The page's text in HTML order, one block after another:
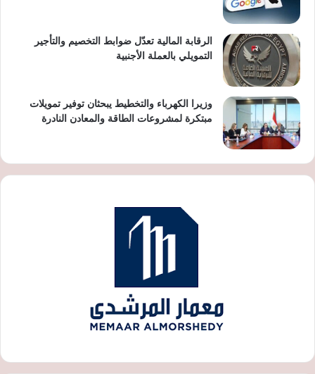
الرقابة المالية تعدّل ضوابط التخصيم والتأجير
التمويلي بالعملة الأجنبية
وزيرا الكهرباء والتخطيط يبحثان توفير تمويلات
مبتكرة لمشروعات الطاقة والمعادن النادرة